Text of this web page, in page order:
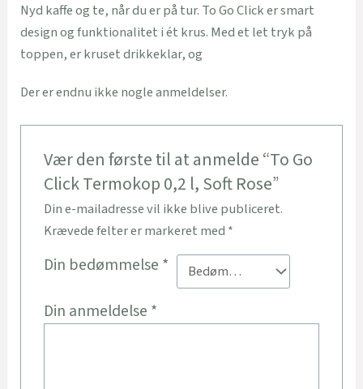
Nyd kaffe og te, når du er på tur. To Go Click er smart
design og funktionalitet i ét krus. Med et let tryk på
toppen, er kruset drikkeklar, og
Der er endnu ikke nogle anmeldelser.
Vær den første til at anmelde “To Go
Click Termokop 0,2 l, Soft Rose”
Din e-mailadresse vil ikke blive publiceret.
Krævede felter er markeret med *
Din bedømmelse *
Din anmeldelse *